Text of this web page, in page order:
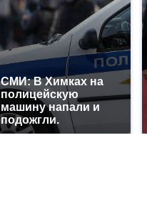
СМИ: В Химках на
полицейскую
машину напали и
подожгли.